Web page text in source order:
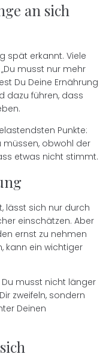
an sich
spät erkannt. Viele
musst nur mehr
Du Deine Ernährung
dazu führen, dass
Punkte:
müssen, obwohl der
etwas nicht stimmt.
lässt sich nur durch
einschätzen. Aber
ernst zu nehmen
kann ein wichtiger
musst nicht länger
zweifeln, sondern
Deinen